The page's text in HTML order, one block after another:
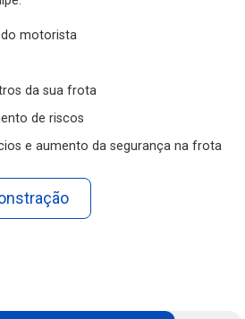
motorista
da sua frota
de riscos
e aumento da segurança na frota